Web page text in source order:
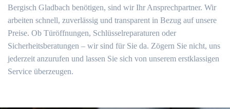
Bergisch Gladbach benötigen, sind wir Ihr Ansprechpartner. Wir
arbeiten schnell, zuverlässig und transparent in Bezug auf unsere
Preise. Ob Türöffnungen, Schlüsselreparaturen oder
Sicherheitsberatungen – wir sind für Sie da. Zögern Sie nicht, uns
jederzeit anzurufen und lassen Sie sich von unserem erstklassigen
Service überzeugen.